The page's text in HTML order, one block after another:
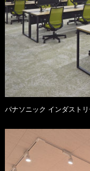
パナソニック インダスト